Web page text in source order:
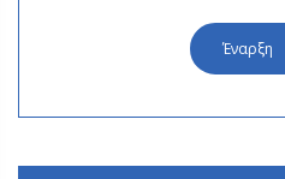
Έναρξη